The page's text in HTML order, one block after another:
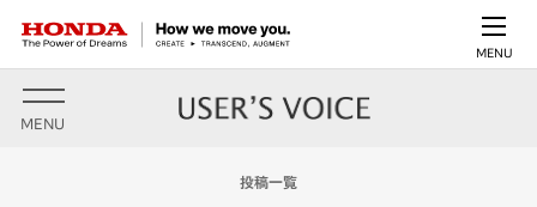
MENU
MENU
投稿一覧